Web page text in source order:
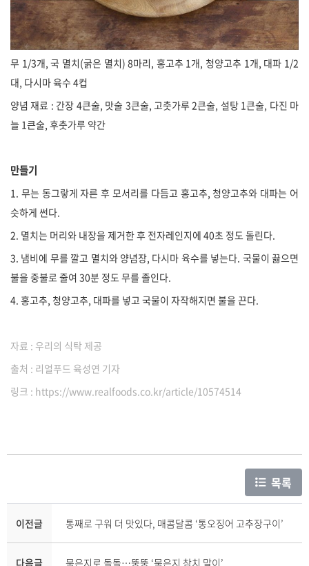
무 1/3개, 국 멸치(굵은 멸치) 8마리, 홍고추 1개, 청양고추 1개, 대파 1/2
대, 다시마 육수 4컵
양념 재료 : 간장 4큰술, 맛술 3큰술, 고춧가루 2큰술, 설탕 1큰술, 다진 마
늘 1큰술, 후춧가루 약간
만들기
1. 무는 동그랗게 자른 후 모서리를 다듬고 홍고추, 청양고추와 대파는 어
슷하게 썬다.
2. 멸치는 머리와 내장을 제거한 후 전자레인지에 40초 정도 돌린다.
3. 냄비에 무를 깔고 멸치와 양념장, 다시마 육수를 넣는다. 국물이 끓으면
불을 중불로 줄여 30분 정도 무를 졸인다.
4. 홍고추, 청양고추, 대파를 넣고 국물이 자작해지면 불을 끈다.
자료 : 우리의 식탁 제공
출처 : 리얼푸드 육성연 기자
링크 : https://www.realfoods.co.kr/article/10574514
목록
이전글 통째로 구워 더 맛있다, 매콤달콤 ‘통오징어 고추장구이’
다음글 묵은지로 돌돌…뚱뚱 ‘묵은지 참치 말이’